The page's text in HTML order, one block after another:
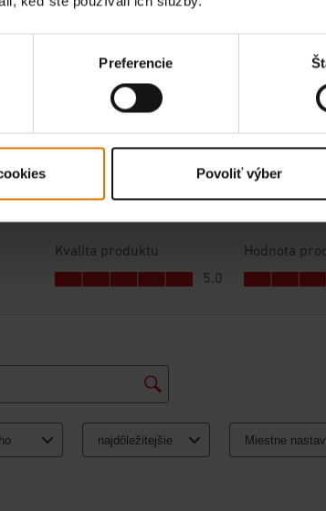
Preferencie
Povoliť výber